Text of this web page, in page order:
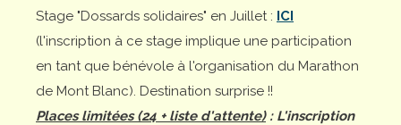
Stage "Dossards solidaires" en Juillet : ICI
(l'inscription à ce stage implique une participation
en tant que bénévole à l'organisation du Marathon
de Mont Blanc). Destination surprise !!
Places limitées (24 + liste d'attente): L'inscription